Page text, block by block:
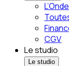
CGV
Le studio
Le studio